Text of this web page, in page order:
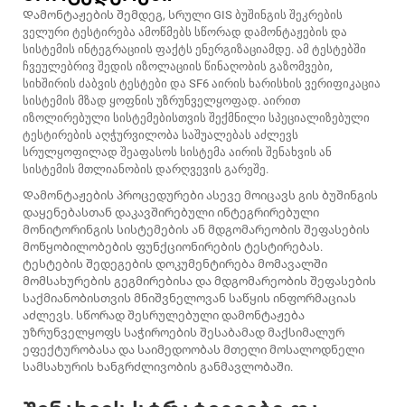
Დამონტაჟების შემდეგ, სრული GIS ბუშინგის შეკრების
ველური ტესტირება ამოწმებს სწორად დამონტაჟების და
სისტემის ინტეგრაციის ფაქტს ენერგიზაციამდე. ამ ტესტებში
ჩვეულებრივ შედის იზოლაციის წინაღობის გაზომვები,
სიხშირის ძაბვის ტესტები და SF6 აირის ხარისხის ვერიფიკაცია
სისტემის მზად ყოფნის უზრუნველყოფად. აირით
იზოლირებული სისტემებისთვის შექმნილი სპეციალიზებული
ტესტირების აღჭურვილობა საშუალებას აძლევს
სრულყოფილად შეაფასოს სისტემა აირის შენახვის ან
სისტემის მთლიანობის დარღვევის გარეშე.
Დამონტაჟების პროცედურები ასევე მოიცავს გის ბუშინგის
დაყენებასთან დაკავშირებული ინტეგრირებული
მონიტორინგის სისტემების ან მდგომარეობის შეფასების
მოწყობილობების ფუნქციონირების ტესტირებას.
ტესტების შედეგების დოკუმენტირება მომავალში
მომსახურების გეგმირებისა და მდგომარეობის შეფასების
საქმიანობისთვის მნიშვნელოვან საწყის ინფორმაციას
აძლევს. სწორად შესრულებული დამონტაჟება
უზრუნველყოფს საჭიროების შესაბამად მაქსიმალურ
ეფექტურობასა და საიმედოობას მთელი მოსალოდნელი
სამსახურის ხანგრძლივობის განმავლობაში.